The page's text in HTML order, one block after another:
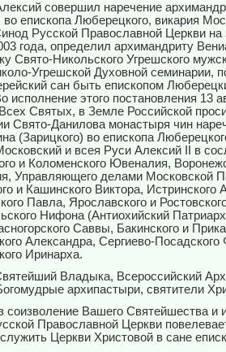
совершил наречение
епископа Люберецкого, викария
Русской Православной Церкви на
года, определил архимандриту
Свято-Никольского Угрешского
Угрешской Духовной семинарии,
сан быть епископом
исполнение этого постановления 13
Святых, в Земле Российской
Свято-Данилова монастыря чин
(Зарицкого) во епископа
и всея Руси Алексий
в
и Коломенского Ювеналия,
Управляющего делами Московской
и Кашинского Виктора, Истринского
Павла, Ярославского и
Нифона (Антиохийский
Саввы, Бакинского и
Александра, Сергиево-Посадского
Иринарха.
Владыка, Всероссийский
архипастыри, святители
соизволение Вашего Святейшества и
Православной Церкви
Церкви Христовой в сане